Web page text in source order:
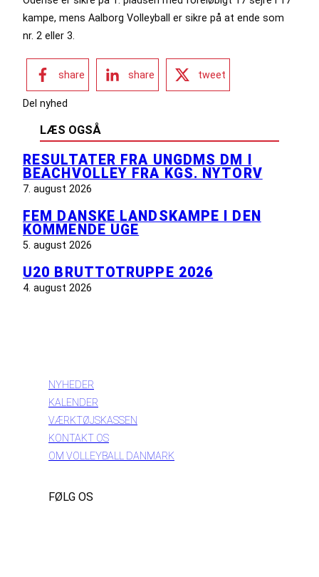
kampe, mens Aalborg Volleyball er sikre på at ende som
nr. 2 eller 3.
share share tweet
Del nyhed
LÆS OGSÅ
RESULTATER FRA UNGDMS DM I
BEACHVOLLEY FRA KGS. NYTORV
7. august 2026
FEM DANSKE LANDSKAMPE I DEN
KOMMENDE UGE
5. august 2026
U20 BRUTTOTRUPPE 2026
4. august 2026
NYHEDER
KALENDER
VÆRKTØJSKASSEN
KONTAKT OS
OM VOLLEYBALL DANMARK
FØLG OS